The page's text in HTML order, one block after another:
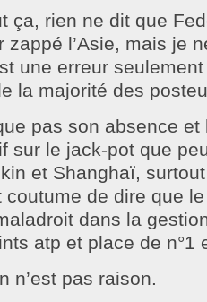
ça, rien ne dit que
zappé l’Asie, mais je
une erreur
la majorité des
pas son absence et
sur le jack-pot que
et Shanghaï,
coutume de dire que le
dans la
atp et place de n°1
n’est pas raison.